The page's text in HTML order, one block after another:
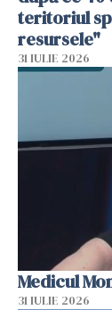
teritoriul
resursele"
31 IULIE 2026
Medicul
31 IULIE 2026